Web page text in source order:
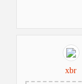
xbr